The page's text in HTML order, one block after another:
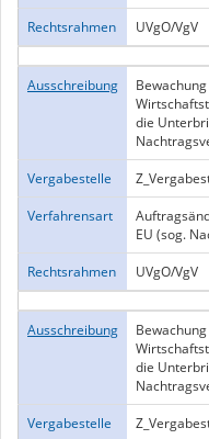
Rechtsrahmen
UVgO/VgV
Ausschreibung
die
Vergabestelle
Verfahrensart
EU (sog.
Rechtsrahmen
UVgO/VgV
Ausschreibung
die
Vergabestelle